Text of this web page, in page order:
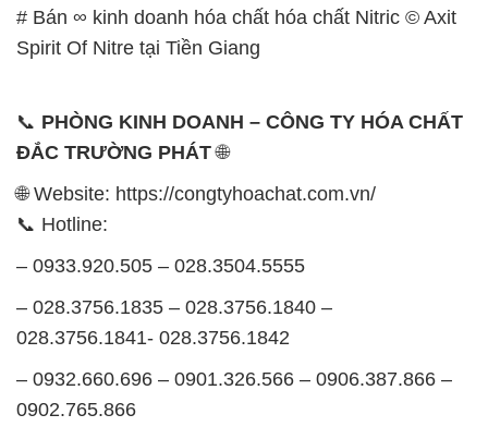
# Bán ∞ kinh doanh hóa chất hóa chất Nitric © Axit
Spirit Of Nitre tại Tiền Giang
📞 PHÒNG KINH DOANH – CÔNG TY HÓA CHẤT
ĐẮC TRƯỜNG PHÁT🌐
🌐 Website: https://congtyhoachat.com.vn/
📞 Hotline:
– 0933.920.505 – 028.3504.5555
– 028.3756.1835 – 028.3756.1840 –
028.3756.1841- 028.3756.1842
– 0932.660.696 – 0901.326.566 – 0906.387.866 –
0902.765.866